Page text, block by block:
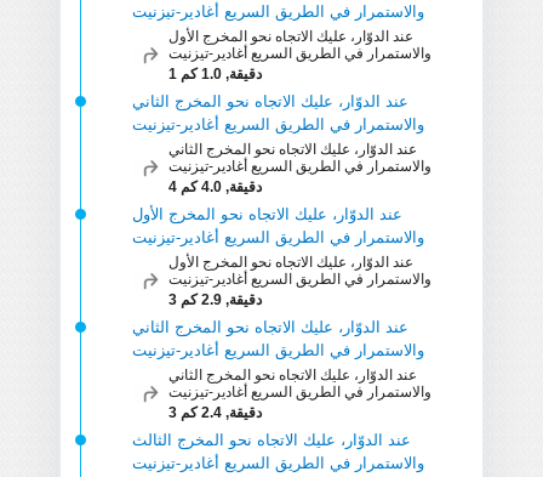
والاستمرار في الطريق السريع أغادير-تيزنيت
عند الدوّار، عليك الاتجاه نحو المخرج الأول
والاستمرار في الطريق السريع أغادير-تيزنيت
1 دقيقة, 1.0 كم
عند الدوّار، عليك الاتجاه نحو المخرج الثاني
والاستمرار في الطريق السريع أغادير-تيزنيت
عند الدوّار، عليك الاتجاه نحو المخرج الثاني
والاستمرار في الطريق السريع أغادير-تيزنيت
4 دقيقة, 4.0 كم
عند الدوّار، عليك الاتجاه نحو المخرج الأول
والاستمرار في الطريق السريع أغادير-تيزنيت
عند الدوّار، عليك الاتجاه نحو المخرج الأول
والاستمرار في الطريق السريع أغادير-تيزنيت
3 دقيقة, 2.9 كم
عند الدوّار، عليك الاتجاه نحو المخرج الثاني
والاستمرار في الطريق السريع أغادير-تيزنيت
عند الدوّار، عليك الاتجاه نحو المخرج الثاني
والاستمرار في الطريق السريع أغادير-تيزنيت
3 دقيقة, 2.4 كم
عند الدوّار، عليك الاتجاه نحو المخرج الثالث
والاستمرار في الطريق السريع أغادير-تيزنيت